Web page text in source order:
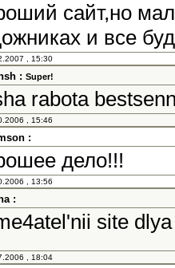
сайт,но
и все
, 15:30
: Super!
rabota
, 15:46
:
дело!!!
, 13:56
:
site
, 18:04